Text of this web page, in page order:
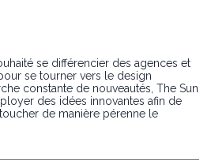
se différencier des agences et
se tourner vers le design
constante de nouveautés, The Sun
des idées innovantes afin de
de manière pérenne le